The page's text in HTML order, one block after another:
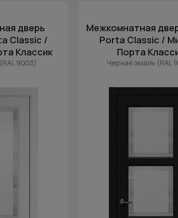
дверь
Classic /
Классик
9003)
Межкомнатная
Porta Classic /
Порта
Черная эмаль (RAL